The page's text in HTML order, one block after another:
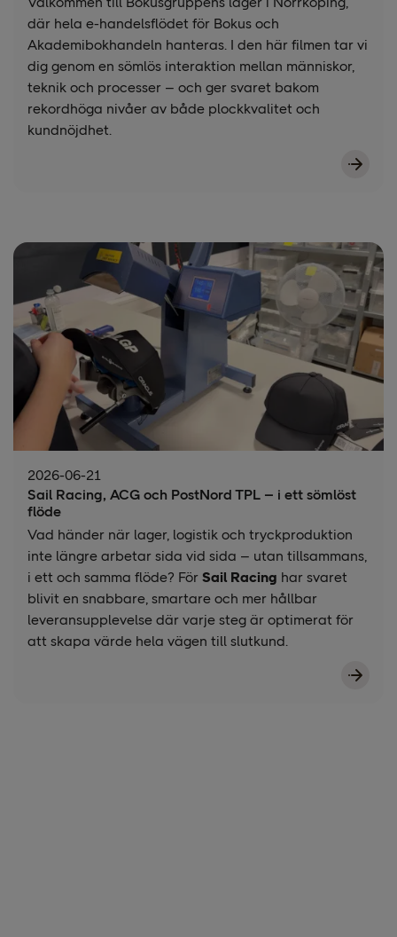
där hela e-handelsflödet för Bokus och
Akademibokhandeln hanteras. I den här filmen tar vi
dig genom en sömlös interaktion mellan människor,
teknik och processer – och ger svaret bakom
rekordhöga nivåer av både plockkvalitet och
kundnöjdhet.
2026-06-21
Sail Racing, ACG och PostNord TPL – i ett sömlöst
flöde
Vad händer när lager, logistik och tryckproduktion
inte längre arbetar sida vid sida – utan tillsammans,
i ett och samma flöde? För Sail Racing har svaret
blivit en snabbare, smartare och mer hållbar
leveransupplevelse där varje steg är optimerat för
att skapa värde hela vägen till slutkund.